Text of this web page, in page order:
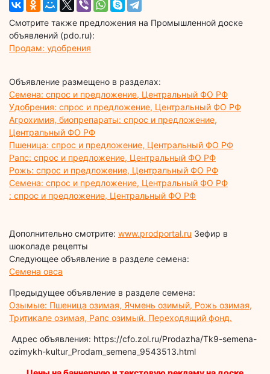
Смотрите также предложения на Промышленной доске
объявлений (pdo.ru):
Продам: удобрения
Объявление размещено в разделах:
Семена: спрос и предложение, Центральный ФО РФ
Удобрения: спрос и предложение, Центральный ФО РФ
Агрохимия, биопрепараты: спрос и предложение,
Центральный ФО РФ
Пшеница: спрос и предложение, Центральный ФО РФ
Рапс: спрос и предложение, Центральный ФО РФ
Рожь: спрос и предложение, Центральный ФО РФ
Семена: спрос и предложение, Центральный ФО РФ
: спрос и предложение, Центральный ФО РФ
Дополнительно смотрите: www.prodportal.ru Зефир в
шоколаде рецепты
Следующее объявление в разделе семена:
Семена овса
Предыдущее объявление в разделе семена:
Озымые: Пшеница озимая, Ячмень озимый, Рожь озимая,
Тритикале озимая, Рапс озимый. Переходящий фонд.
Адрес объявления: https://cfo.zol.ru/Prodazha/Tk9-semena-
ozimykh-kultur_Prodam_semena_9543513.html